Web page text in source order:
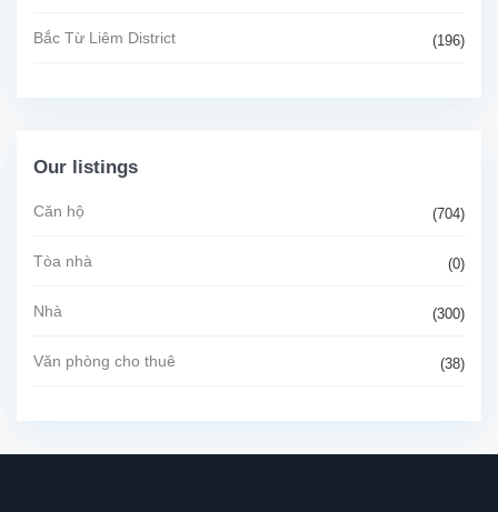
Bắc Từ Liêm District (196)
Our listings
Căn hộ (704)
Tòa nhà (0)
Nhà (300)
Văn phòng cho thuê (38)